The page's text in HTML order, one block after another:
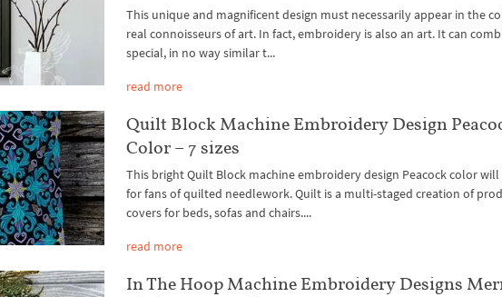
This unique and magnificent design must necessarily appear in the
real connoisseurs of art. In fact, embroidery is also an art. It can
special, in no way similar t...
read more
Quilt Block Machine Embroidery Design
Color – 7 sizes
This bright Quilt Block machine embroidery design Peacock color will
for fans of quilted needlework. Quilt is a multi-staged creation of
covers for beds, sofas and chairs....
read more
In The Hoop Machine Embroidery Designs